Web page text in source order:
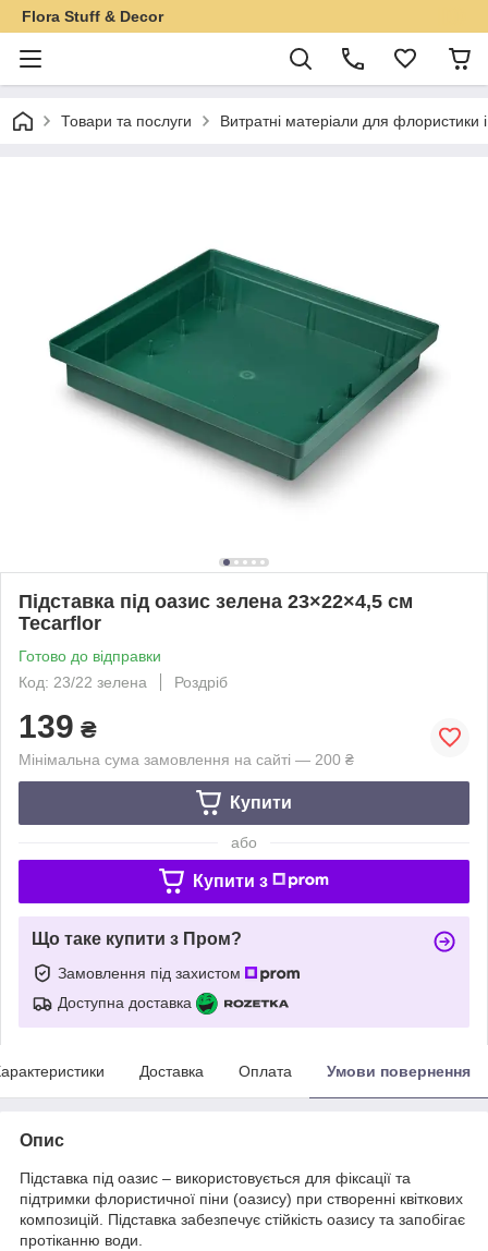
Flora Stuff & Decor
Товари та послуги Витратні матеріали для флористики
Підставка під оазис зелена 23×22×4,5 см
Tecarflor
Готово до відправки
Код: 23/22 зелена
Роздріб
139 ₴
Мінімальна сума замовлення на сайті — 200 ₴
Купити
або
Купити з
Що таке купити з Пром?
Замовлення під захистом
Доступна доставка
Доставка Оплата Умови повернення
Опис
Підставка під оазис – використовується для фіксації та
підтримки флористичної піни (оазису) при створенні квіткових
композицій. Підставка забезпечує стійкість оазису та запобігає
протіканню води.